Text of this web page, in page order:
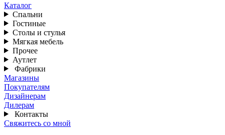
Каталог
Спальни
Гостиные
Столы и стулья
Мягкая мебель
Прочее
Аутлет
Фабрики
Магазины
Покупателям
Дизайнерам
Дилерам
Контакты
Свяжитесь со мной